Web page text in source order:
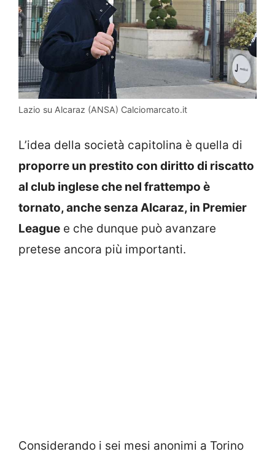
Lazio su Alcaraz (ANSA) Calciomarcato.it
L’idea della società capitolina è quella di
proporre un prestito con diritto di riscatto
al club inglese che nel frattempo è
tornato, anche senza Alcaraz, in Premier
League e che dunque può avanzare
pretese ancora più importanti.
Considerando i sei mesi anonimi a Torino